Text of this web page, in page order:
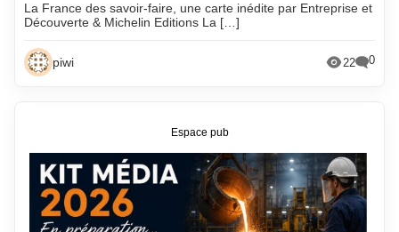
La France des savoir-faire, une carte inédite par Entreprise et
Découverte & Michelin Editions La […]
piwi 22 0
Espace pub